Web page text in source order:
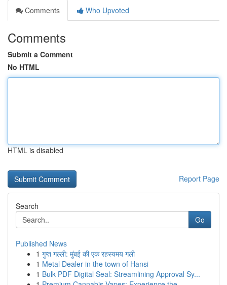
Comments
Who Upvoted
Comments
Submit a Comment
No HTML
HTML is disabled
Report Page
Search
Go
Published News
1 गुप्त गल्ली: मुंबई की एक रहस्यमय गली
1 Metal Dealer in the town of Hansi
1 Bulk PDF Digital Seal: Streamlining Approval Sy...